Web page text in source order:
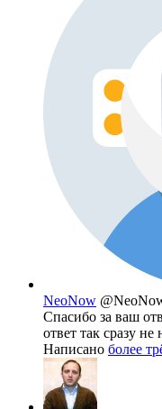
NeoNow
Спасибо за ваш
ответ так сразу не
Написано более